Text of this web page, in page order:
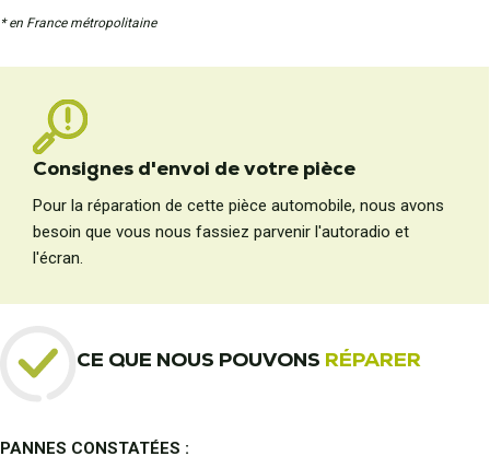
* en France métropolitaine
Consignes d'envoi de votre pièce
Pour la réparation de cette pièce automobile, nous avons
besoin que vous nous fassiez parvenir l'autoradio et
l'écran.
CE QUE NOUS POUVONS RÉPARER
PANNES CONSTATÉES :